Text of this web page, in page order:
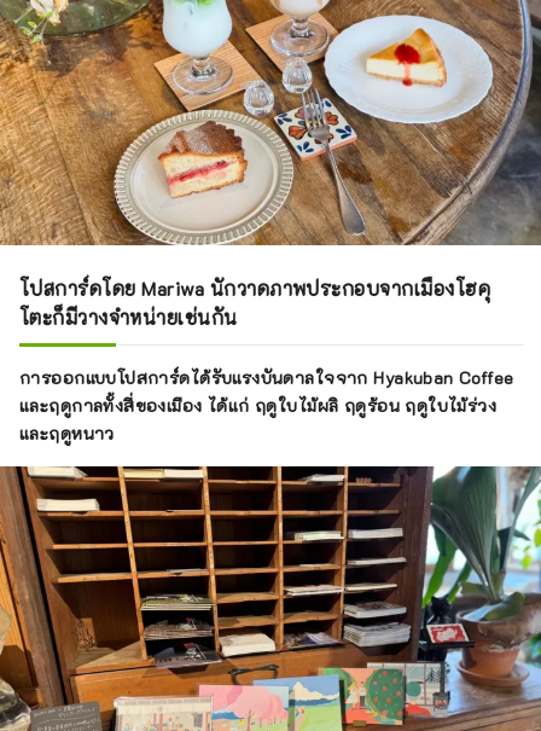
โปสการ์ดโดย Mariwa นักวาดภาพประกอบจากเมืองโฮคุ
โตะก็มีวางจำหน่ายเช่นกัน
การออกแบบโปสการ์ดได้รับแรงบันดาลใจจาก Hyakuban Coffee
และฤดูกาลทั้งสี่ของเมือง ได้แก่ ฤดูใบไม้ผลิ ฤดูร้อน ฤดูใบไม้ร่วง
และฤดูหนาว